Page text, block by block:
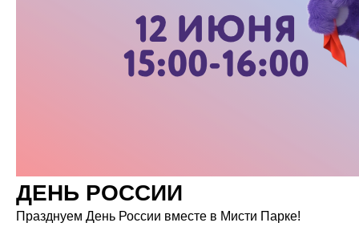
ДЕНЬ РОССИИ
Празднуем День России вместе в Мисти Парке!